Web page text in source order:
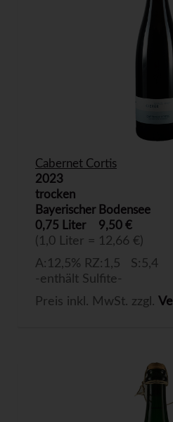
Cabernet Cortis
2023
trocken
Bayerischer Bodensee
0,75 Liter
9,50 €
(1,0 Liter = 12,66 €)
A:12,5% RZ:1,5 S:5,4
-enthält Sulfite-
Preis inkl. MwSt. zzgl.